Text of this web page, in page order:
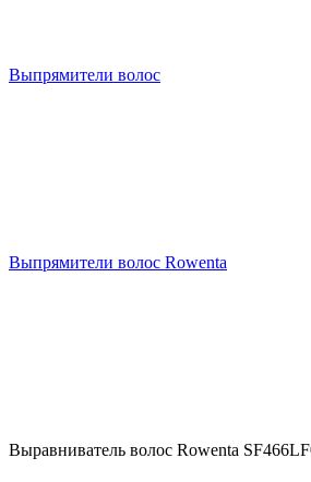
Выпрямители волос
Выпрямители волос Rowenta
Выравниватель волос Rowenta